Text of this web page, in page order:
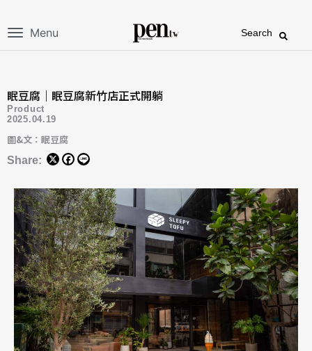
Menu Search
眠豆腐｜眠豆腐新竹店正式開躺
Product
2025.04.19
圖&文：眠豆腐
Share: